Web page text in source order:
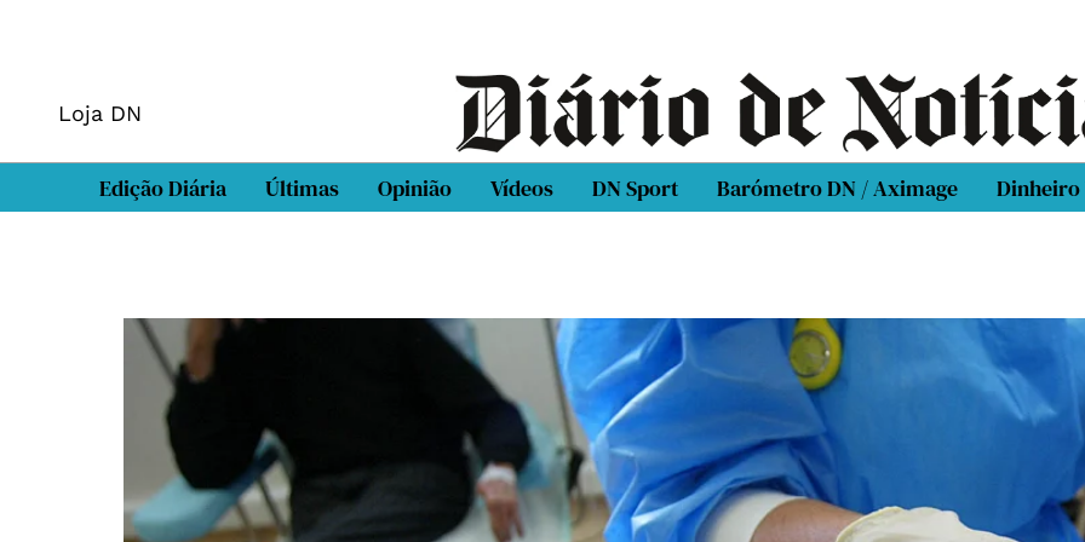
Loja DN
Edição Diária Últimas Opinião Vídeos DN Sport Barómetro DN / Aximage Dinheiro